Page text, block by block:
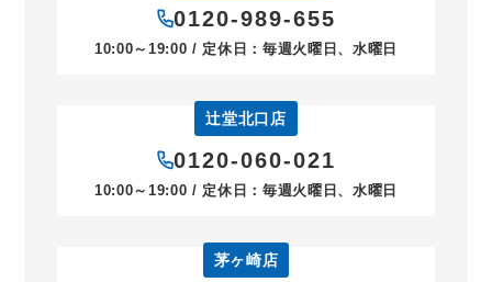
0120-989-655
10:00～19:00 / 定休日：毎週火曜日、水曜日
辻堂北口店
0120-060-021
10:00～19:00 / 定休日：毎週火曜日、水曜日
茅ヶ崎店